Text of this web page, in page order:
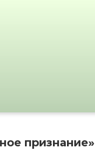
признание»